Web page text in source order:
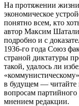
На протяжении
экономическое
понятно всем, кто
автор Максим
подробно и с
1936-го года Союз
страной диктатуры
такой, удалось ли
в будущем — читайте
вопросам партийного
мнением редакции.